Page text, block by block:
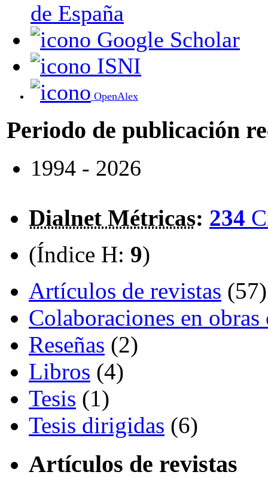
de España
Google Scholar
ISNI
OpenAlex
Periodo de publicación
1994 - 2026
Dialnet Métricas: 234
(Índice H: 9)
Artículos de revistas (57)
Colaboraciones en
Reseñas (2)
Libros (4)
Tesis (1)
Tesis dirigidas (6)
Artículos de revistas